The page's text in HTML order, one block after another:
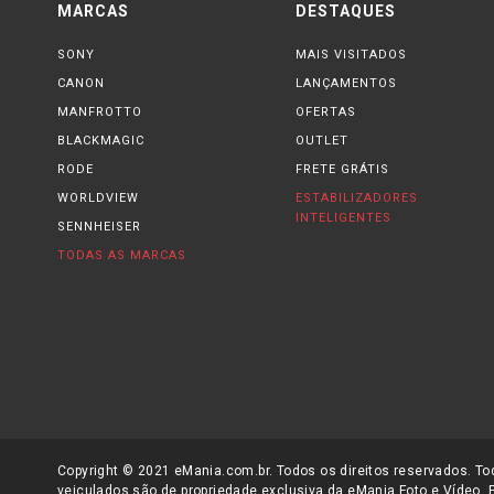
MARCAS
SONY
CANON
MANFROTTO
BLACKMAGIC
RODE
WORLDVIEW
SENNHEISER
TODAS AS MARCAS
DESTAQUES
MAIS VISITADOS
LANÇAMENTOS
OFERTAS
OUTLET
FRETE GRÁTIS
ESTABILIZADORES
INTELIGENTES
Copyright © 2021 eMania.com.br. Todos os direitos reservados.
veiculados são de propriedade exclusiva da eMania Foto e